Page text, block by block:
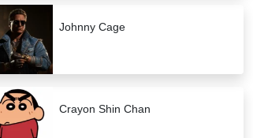
Johnny Cage
Crayon Shin Chan